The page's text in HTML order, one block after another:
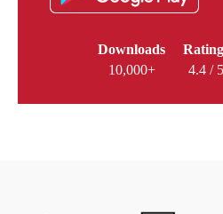
Downloads
10,000+
4.4 / 5